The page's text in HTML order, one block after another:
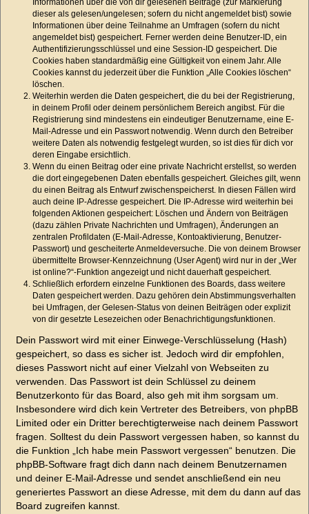
Informationen über die von dir gelesenen Beiträge (zur Markierung
dieser als gelesen/ungelesen; sofern du nicht angemeldet bist) sowie
Informationen über deine Teilnahme an Umfragen (sofern du nicht
angemeldet bist) gespeichert. Ferner werden deine Benutzer-ID, ein
Authentifizierungsschlüssel und eine Session-ID gespeichert. Die
Cookies haben standardmäßig eine Gültigkeit von einem Jahr. Alle
Cookies kannst du jederzeit über die Funktion „Alle Cookies löschen“
löschen.
Weiterhin werden die Daten gespeichert, die du bei der Registrierung,
in deinem Profil oder deinem persönlichem Bereich angibst. Für die
Registrierung sind mindestens ein eindeutiger Benutzername, eine E-
Mail-Adresse und ein Passwort notwendig. Wenn durch den Betreiber
weitere Daten als notwendig festgelegt wurden, so ist dies für dich vor
deren Eingabe ersichtlich.
Wenn du einen Beitrag oder eine private Nachricht erstellst, so werden
die dort eingegebenen Daten ebenfalls gespeichert. Gleiches gilt, wenn
du einen Beitrag als Entwurf zwischenspeicherst. In diesen Fällen wird
auch deine IP-Adresse gespeichert. Die IP-Adresse wird weiterhin bei
folgenden Aktionen gespeichert: Löschen und Ändern von Beiträgen
(dazu zählen Private Nachrichten und Umfragen), Änderungen an
zentralen Profildaten (E-Mail-Adresse, Kontoaktivierung, Benutzer-
Passwort) und gescheiterte Anmeldeversuche. Die von deinem Browser
übermittelte Browser-Kennzeichnung (User Agent) wird nur in der „Wer
ist online?“-Funktion angezeigt und nicht dauerhaft gespeichert.
Schließlich erfordern einzelne Funktionen des Boards, dass weitere
Daten gespeichert werden. Dazu gehören dein Abstimmungsverhalten
bei Umfragen, der Gelesen-Status von deinen Beiträgen oder explizit
von dir gesetzte Lesezeichen oder Benachrichtigungsfunktionen.
Dein Passwort wird mit einer Einwege-Verschlüsselung (Hash)
gespeichert, so dass es sicher ist. Jedoch wird dir empfohlen,
dieses Passwort nicht auf einer Vielzahl von Webseiten zu
verwenden. Das Passwort ist dein Schlüssel zu deinem
Benutzerkonto für das Board, also geh mit ihm sorgsam um.
Insbesondere wird dich kein Vertreter des Betreibers, von phpBB
Limited oder ein Dritter berechtigterweise nach deinem Passwort
fragen. Solltest du dein Passwort vergessen haben, so kannst du
die Funktion „Ich habe mein Passwort vergessen“ benutzen. Die
phpBB-Software fragt dich dann nach deinem Benutzernamen
und deiner E-Mail-Adresse und sendet anschließend ein neu
generiertes Passwort an diese Adresse, mit dem du dann auf das
Board zugreifen kannst.